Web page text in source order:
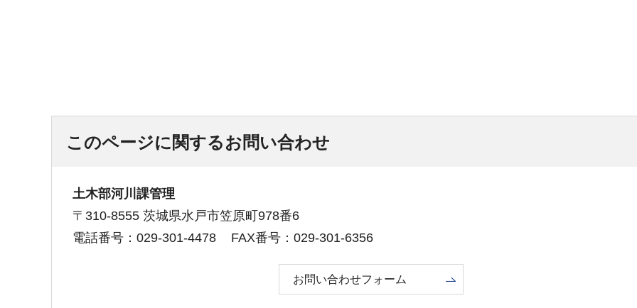
このページに関するお問い合わせ
土木部河川課管理
〒310-8555 茨城県水戸市笠原町978番6
電話番号：029-301-4478
FAX番号：029-301-6356
お問い合わせフォーム